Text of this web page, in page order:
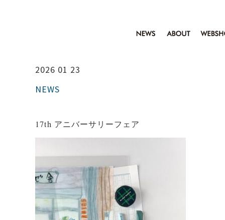
2026 01 23
NEWS
17th アニバーサリーフェア